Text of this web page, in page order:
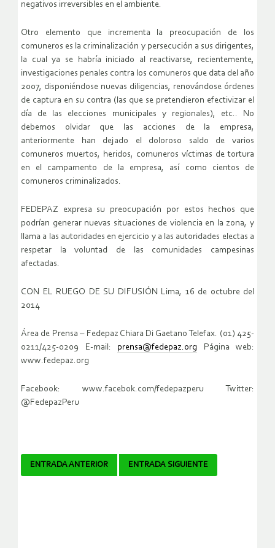
negativos irreversibles en el ambiente.
Otro elemento que incrementa la preocupación de los
comuneros es la criminalización y persecución a sus dirigentes,
la cual ya se habría iniciado al reactivarse, recientemente,
investigaciones penales contra los comuneros que data del año
2007, disponiéndose nuevas diligencias, renovándose órdenes
de captura en su contra (las que se pretendieron efectivizar el
día de las elecciones municipales y regionales), etc.. No
debemos olvidar que las acciones de la empresa,
anteriormente han dejado el doloroso saldo de varios
comuneros muertos, heridos, comuneros víctimas de tortura
en el campamento de la empresa, así como cientos de
comuneros criminalizados.
FEDEPAZ expresa su preocupación por estos hechos que
podrían generar nuevas situaciones de violencia en la zona, y
llama a las autoridades en ejercicio y a las autoridades electas a
respetar la voluntad de las comunidades campesinas
afectadas.
CON EL RUEGO DE SU DIFUSIÓN Lima, 16 de octubre del
2014
Área de Prensa – Fedepaz Chiara Di Gaetano Telefax. (01) 425-
0211/425-0209 E-mail: prensa@fedepaz.org Página web:
www.fedepaz.org
Facebook: www.facebok.com/fedepazperu Twitter:
@FedepazPeru
Navegador
ENTRADA ANTERIOR ENTRADA SIGUIENTE